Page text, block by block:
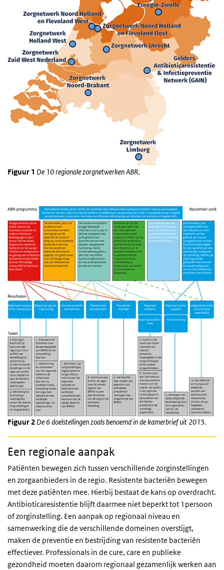
Figuur 1 De 10 regionale zorgnetwerken ABR.
Figuur 2 De 6 doelstellingen zoals benoemd in de kamerbrief uit 2015.
Een regionale aanpak
Patiënten bewegen zich tussen verschillende zorginstellingen
en zorgaanbieders in de regio. Resistente bacteriën bewegen
met deze patiënten mee. Hierbij bestaat de kans op overdracht.
Antibioticaresistentie blijft daarmee niet beperkt tot 1persoon
of zorginstelling. Een aanpak op regionaal niveau en
samenwerking die de verschillende domeinen overstijgt,
maken de preventie en bestrijding van resistente bacteriën
effectiever. Professionals in de cure, care en publieke
gezondheid moeten daarom regionaal gezamenlijk werken aan